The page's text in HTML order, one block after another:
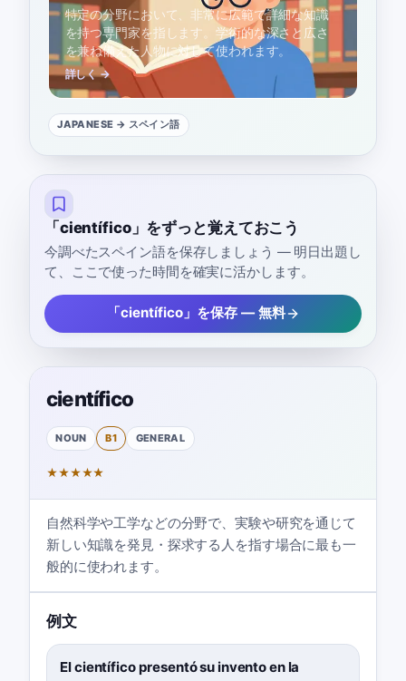
特定の分野において、非常に広範で詳細な知識
を持つ専門家を指します。学術的な深さと広さ
を兼ね備えた人物に対して使われます。
詳しく →
JAPANESE → スペイン語
「científico」をずっと覚えておこう
今調べたスペイン語を保存しましょう — 明日出題し
て、ここで使った時間を確実に活かします。
「científico」を保存 — 無料
científico
NOUN B1 GENERAL
★★★★★
自然科学や工学などの分野で、実験や研究を通じて
新しい知識を発見・探求する人を指す場合に最も一
般的に使われます。
例文
El científico presentó su invento en la